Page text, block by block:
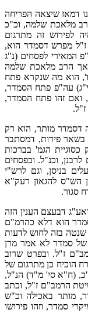
דמאז שיצאה הפריחה
מלאכת שלמה, וכ"כ
לפירוש זה מתרגום
ז"ל מפרש דסמדר הוא,
המאירי לפסחים (נ"ג
אך הרב מלאכת שלמה
הוא מה שנקרא פתח
עה"פ פתח הסמדר,
ואם זהו פתח הסמדר,
דסמדר מותר, הוא רק
בשאר פירות, דמסתבר
הגמ' בברכות
לרבנן, וכנ"ל. ובפסחים
בניסן, וגם לרש"י
הש"ס להגאון רעק"א
סגור.
דבעצם הענין הזה
הוא דלא כהרמ"ם
שנטה בזה לחוש לדעות
של סמדר לא אמר מרן
ז"ל. ובפרט שרוב
הוכיח כן מתרגום של
(ח"א סי' מ"ד) הנ"ל,
הרמב"ם ז"ל, וכתב
מותר באכילה וכ"ש
סמדר, וזהו פירושו